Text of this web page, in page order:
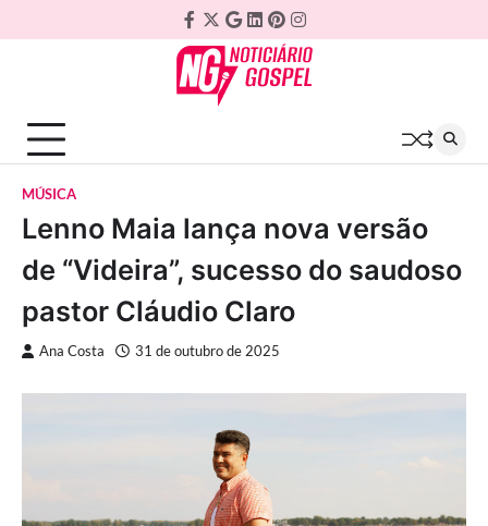
to
Facebook
Twitter
Google
Plus
Linkedin
Pinterest
Instagram
MÚSICA
Lenno Maia lança nova versão
de “Videira”, sucesso do saudoso
pastor Cláudio Claro
Ana Costa 31 de outubro de 2025